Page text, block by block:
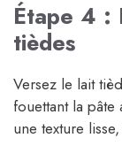
Étape 4 :
tièdes
Versez le lait
fouettant la pâte
une texture